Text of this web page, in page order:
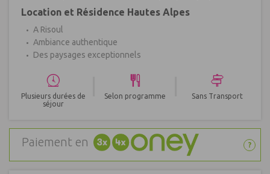
Location et Résidence Hautes Alpes
A Risoul
Ambiance authentique
Des paysages exceptionnels
Plusieurs durées de
séjour
Selon programme Sans Transport
Paiement en ?